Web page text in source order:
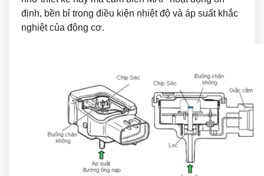
định, bền bỉ trong điều kiện nhiệt độ và áp suất khắc
nghiệt của động cơ.